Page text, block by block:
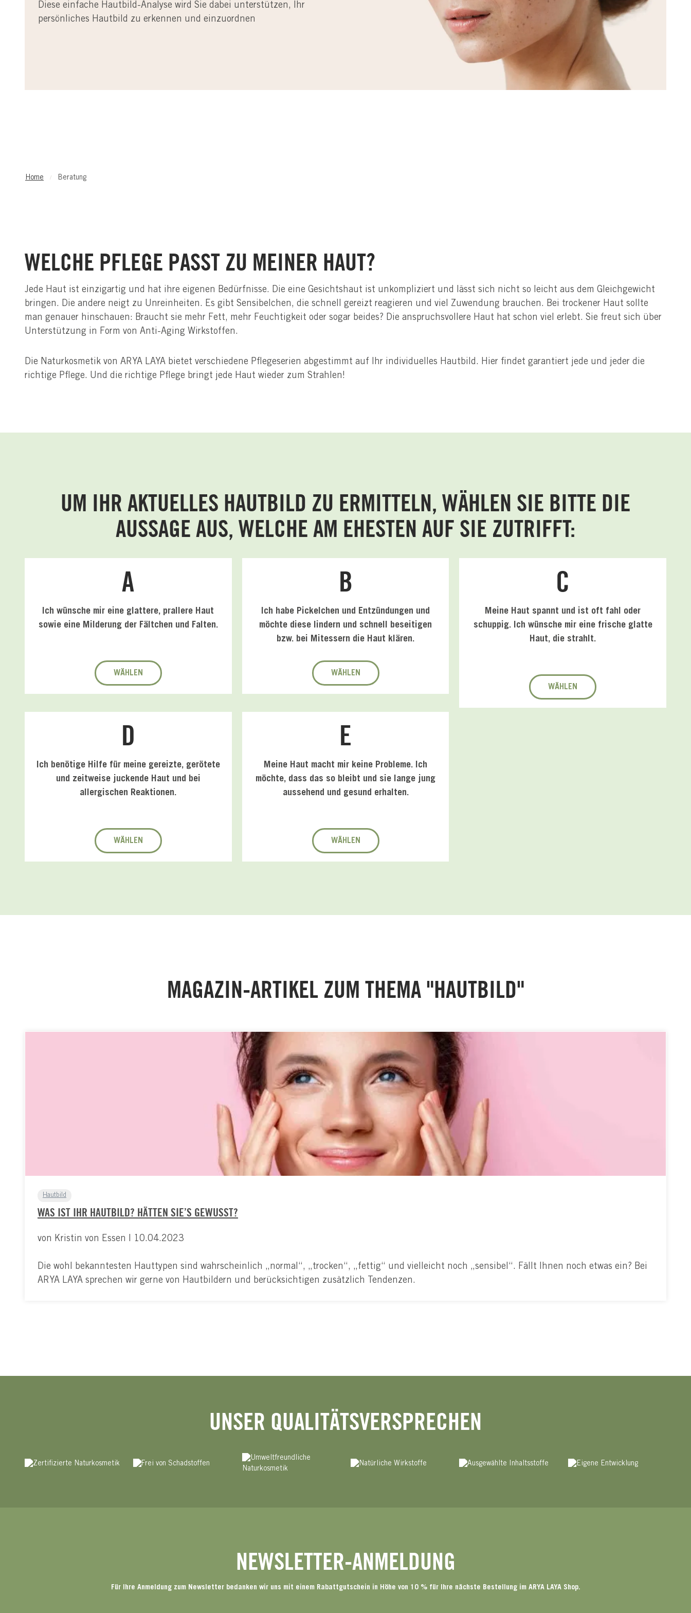
Diese einfache Hautbild-Analyse wird Sie dabei unterstützen, Ihr
persönliches Hautbild zu erkennen und einzuordnen
Home Beratung
WELCHE PFLEGE PASST ZU MEINER HAUT?
Jede Haut ist einzigartig und hat ihre eigenen Bedürfnisse. Die eine Gesichtshaut ist unkompliziert und lässt sich nicht so leicht aus dem Gleichgewicht
bringen. Die andere neigt zu Unreinheiten. Es gibt Sensibelchen, die schnell gereizt reagieren und viel Zuwendung brauchen. Bei trockener Haut sollte
man genauer hinschauen: Braucht sie mehr Fett, mehr Feuchtigkeit oder sogar beides? Die anspruchsvollere Haut hat schon viel erlebt. Sie freut sich über
Unterstützung in Form von Anti-Aging Wirkstoffen.
Die Naturkosmetik von ARYA LAYA bietet verschiedene Pflegeserien abgestimmt auf Ihr individuelles Hautbild. Hier findet garantiert jede und jeder die
richtige Pflege. Und die richtige Pflege bringt jede Haut wieder zum Strahlen!
UM IHR AKTUELLES HAUTBILD ZU ERMITTELN, WÄHLEN SIE BITTE DIE
AUSSAGE AUS, WELCHE AM EHESTEN AUF SIE ZUTRIFFT:
A
Ich wünsche mir eine glattere, prallere Haut
sowie eine Milderung der Fältchen und Falten.
WÄHLEN
B
Ich habe Pickelchen und Entzündungen und
möchte diese lindern und schnell beseitigen
bzw. bei Mitessern die Haut klären.
WÄHLEN
C
Meine Haut spannt und ist oft fahl oder
schuppig. Ich wünsche mir eine frische glatte
Haut, die strahlt.
WÄHLEN
D
Ich benötige Hilfe für meine gereizte, gerötete
und zeitweise juckende Haut und bei
allergischen Reaktionen.
WÄHLEN
E
Meine Haut macht mir keine Probleme. Ich
möchte, dass das so bleibt und sie lange jung
aussehend und gesund erhalten.
WÄHLEN
MAGAZIN-ARTIKEL ZUM THEMA "HAUTBILD"
Hautbild
WAS IST IHR HAUTBILD? HÄTTEN SIE’S GEWUSST?
von Kristin von Essen | 10.04.2023
Die wohl bekanntesten Hauttypen sind wahrscheinlich „normal“, „trocken“, „fettig“ und vielleicht noch „sensibel“. Fällt Ihnen noch etwas ein? Bei
ARYA LAYA sprechen wir gerne von Hautbildern und berücksichtigen zusätzlich Tendenzen.
UNSER QUALITÄTSVERSPRECHEN
NEWSLETTER-ANMELDUNG
Für Ihre Anmeldung zum Newsletter bedanken wir uns mit einem Rabattgutschein in Höhe von 10 % für Ihre nächste Bestellung im ARYA LAYA Shop.